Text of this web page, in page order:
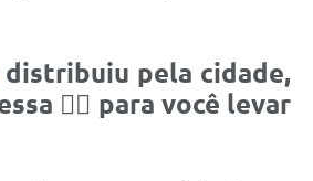
distribuiu pela cidade,
👇🏻 para você levar